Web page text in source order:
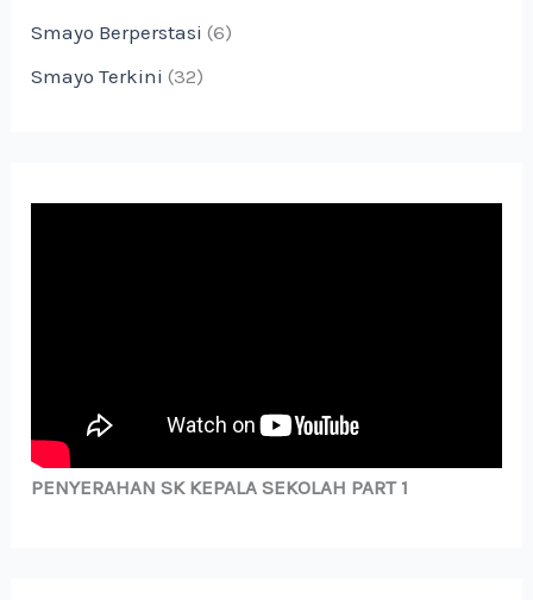
Smayo Berperstasi (6)
Smayo Terkini (32)
PENYERAHAN SK KEPALA SEKOLAH PART 1